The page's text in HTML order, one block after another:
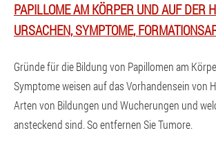
PAPILLOME AM KÖRPER UND AUF DER
URSACHEN, SYMPTOME,
Gründe für die Bildung von Papillomen am
Symptome weisen auf das Vorhandensein von
Arten von Bildungen und Wucherungen und
ansteckend sind. So entfernen Sie Tumore.